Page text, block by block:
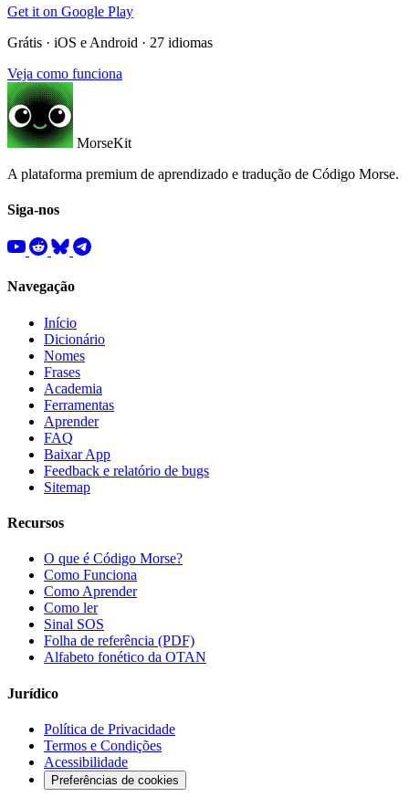
Get it on Google Play
Grátis · iOS e Android · 27 idiomas
Veja como funciona
MorseKit
A plataforma premium de aprendizado e tradução de Código Morse.
Siga-nos
Navegação
Início
Dicionário
Nomes
Frases
Academia
Ferramentas
Aprender
FAQ
Baixar App
Feedback e relatório de bugs
Sitemap
Recursos
O que é Código Morse?
Como Funciona
Como Aprender
Como ler
Sinal SOS
Folha de referência (PDF)
Alfabeto fonético da OTAN
Jurídico
Política de Privacidade
Termos e Condições
Acessibilidade
Preferências de cookies